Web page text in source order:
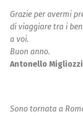
Grazie per avermi
di viaggiare tra i
a voi.
Buon anno.
Antonello Migliozzi
Sono tornata a